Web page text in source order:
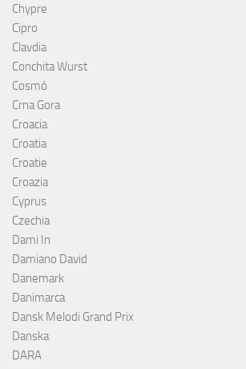
Chypre
Cipro
Clavdia
Conchita Wurst
Cosmó
Crna Gora
Croacia
Croatia
Croatie
Croazia
Cyprus
Czechia
Dami In
Damiano David
Danemark
Danimarca
Dansk Melodi Grand Prix
Danska
DARA